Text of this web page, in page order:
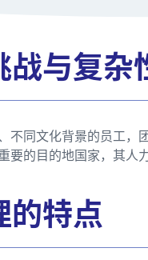
战与复杂
不同文化背景的员工，
要的目的地国家，其人
的特点